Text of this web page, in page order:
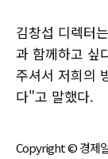
김창섭 디렉터
과 함께하고 싶
주셔서 저희의
다"고 말했다.
Copyright © 경제